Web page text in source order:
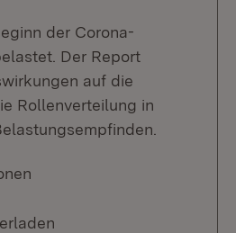
der Corona-
Der Report
auf die
Rollenverteilung in